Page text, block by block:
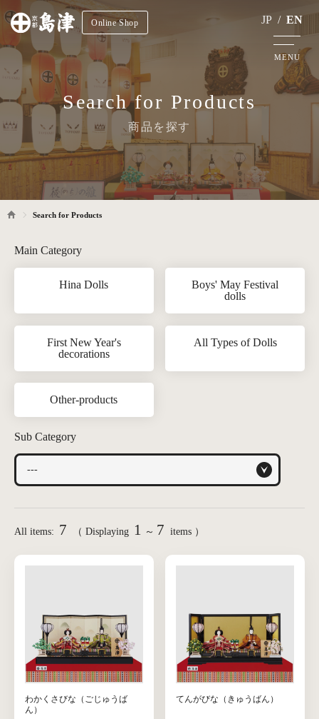
Online Shop JP / EN
MENU
Search for Products
商品を探す
Search for Products
Main Category
Hina Dolls
Boys' May Festival
dolls
First New Year's
decorations
All Types of Dolls
Other-products
Sub Category
All items: 7 （ Displaying 1 ～ 7 items ）
わかくさびな（ごじゅうば
ん）
てんがびな（きゅうばん）